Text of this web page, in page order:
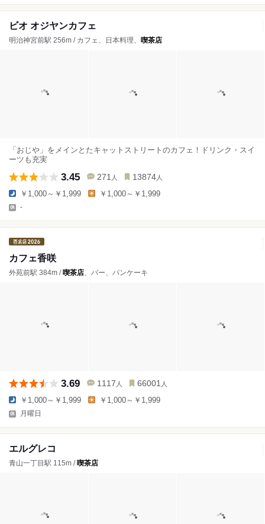
ビオ オジヤンカフェ
明治神宮前駅 256m / カフェ、日本料理、 喫茶店
「おじや」をメインとたキャットストリートのカフェ！ドリンク・スイ
ーツも充実
3.45 271 人 13874 人
￥1,000～￥1,999 ￥1,000～￥1,999
-
カフェ香咲
外苑前駅 384m /喫茶店、バー、パンケーキ
3.69 1117 人 66001 人
￥1,000～￥1,999 ￥1,000～￥1,999
月曜日
エルグレコ
青山一丁目駅 115m /喫茶店